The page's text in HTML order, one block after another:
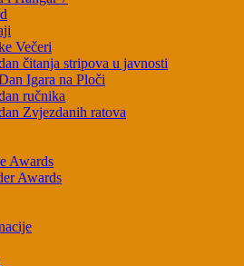
Večeri
čitanja stripova u javnosti
Igara na Ploči
ručnika
Zvjezdanih ratova
Awards
Awards